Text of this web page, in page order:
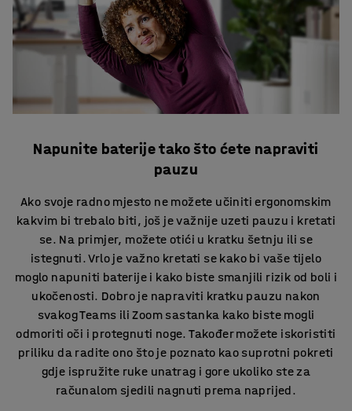
Napunite baterije tako što ćete napraviti
pauzu
Ako svoje radno mjesto ne možete učiniti ergonomskim
kakvim bi trebalo biti, još je važnije uzeti pauzu i kretati
se. Na primjer, možete otići u kratku šetnju ili se
istegnuti. Vrlo je važno kretati se kako bi vaše tijelo
moglo napuniti baterije i kako biste smanjili rizik od boli i
ukočenosti. Dobro je napraviti kratku pauzu nakon
svakog Teams ili Zoom sastanka kako biste mogli
odmoriti oči i protegnuti noge. Također možete iskoristiti
priliku da radite ono što je poznato kao suprotni pokreti
gdje ispružite ruke unatrag i gore ukoliko ste za
računalom sjedili nagnuti prema naprijed.